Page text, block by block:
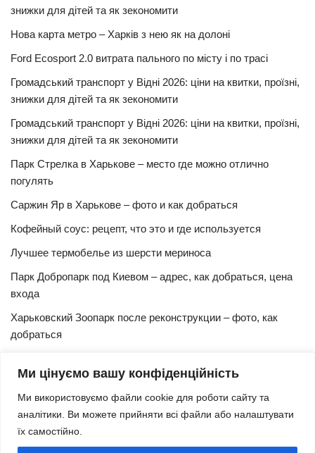
Ми цінуємо вашу конфіденційність
Ми використовуємо файли cookie для роботи сайту та
аналітики. Ви можете прийняти всі файли або налаштувати
їх самостійно.
знижки для дітей та як зекономити
Нова карта метро – Харків з нею як на долоні
Ford Ecosport 2.0 витрата пального по місту і по трасі
Громадський транспорт у Відні 2026: ціни на квитки, проїзні,
знижки для дітей та як зекономити
Громадський транспорт у Відні 2026: ціни на квитки, проїзні,
знижки для дітей та як зекономити
Парк Стрелка в Харькове – место где можно отлично
погулять
Саржин Яр в Харькове – фото и как добраться
Кофейный соус: рецепт, что это и где используется
Лучшее термобелье из шерсти мериноса
Парк Добропарк под Киевом – адрес, как добраться, цена
входа
Харьковский Зоопарк после реконструкции – фото, как
добраться
домашних условиях
Харьковская Швейцария – цены, адрес, как добраться
Маршрут и расписание 27 троллейбуса (Харьков)
Трамвай № 3 Харьков – маршрут, время и интервал